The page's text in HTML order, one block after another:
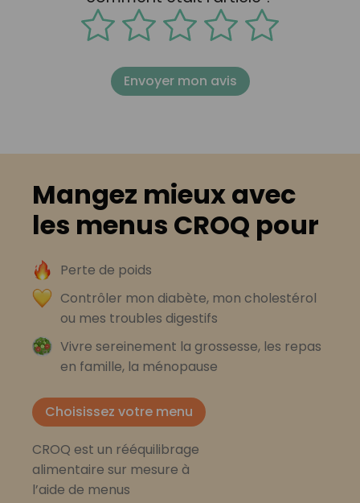
Envoyer mon avis
Mangez mieux avec
les menus CROQ pour
Perte de poids
Contrôler mon diabète, mon cholestérol
ou mes troubles digestifs
Vivre sereinement la grossesse, les repas
en famille, la ménopause
Choisissez votre menu
CROQ est un rééquilibrage
alimentaire sur mesure à
l’aide de menus